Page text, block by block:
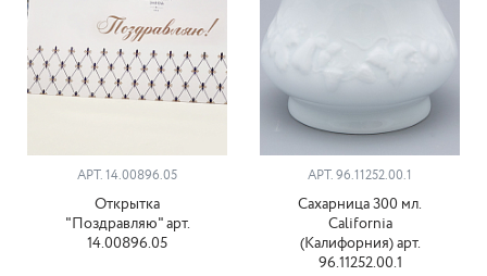
АРТ. 14.00896.05
Открытка
"Поздравляю" арт.
14.00896.05
АРТ. 96.11252.00.1
Сахарница 300 мл.
California
(Калифорния) арт.
96.11252.00.1